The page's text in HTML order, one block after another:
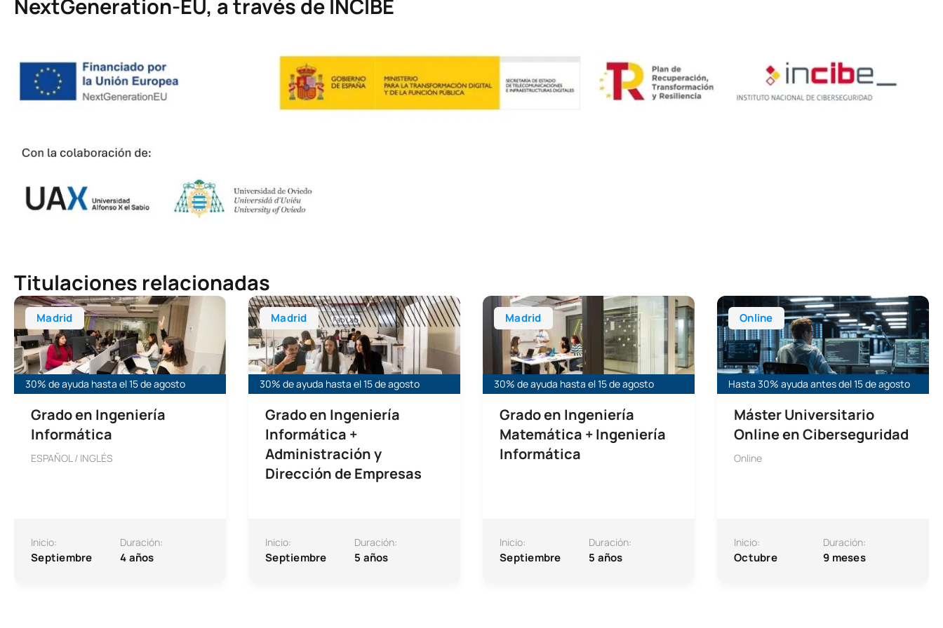
NextGeneration-EU, a través de INCIBE
Titulaciones relacionadas
Madrid
30% de ayuda hasta el 15 de agosto
Grado en Ingeniería
Informática
ESPAÑOL / INGLÉS
Inicio:
Septiembre
Duración:
4 años
Grado en Ingeniería Informática
Madrid
30% de ayuda hasta el 15 de agosto
Grado en Ingeniería
Informática +
Administración y
Dirección de Empresas
Inicio:
Septiembre
Duración:
5 años
Grado en Ingeniería Informática + Administración y Dirección de Empresas
Madrid
30% de ayuda hasta el 15 de agosto
Grado en Ingeniería
Matemática + Ingeniería
Informática
Inicio:
Septiembre
Duración:
5 años
Doble Grado en Ingeniería Matemática + Ingeniería Informática
Online
Hasta 30% ayuda antes del 15 de agosto
Máster Universitario
Online en Ciberseguridad
Online
Inicio:
Octubre
Duración:
9 meses
Máster Universitario Online en